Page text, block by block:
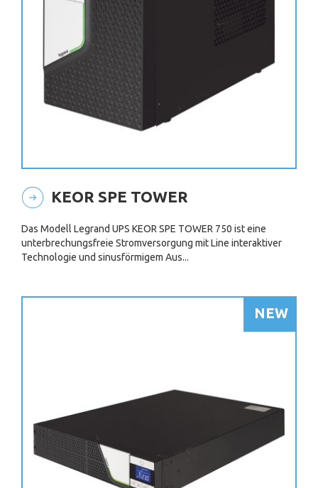
KEOR SPE TOWER
Das Modell Legrand UPS KEOR SPE TOWER 750 ist eine
unterbrechungsfreie Stromversorgung mit Line interaktiver
Technologie und sinusförmigem Aus...